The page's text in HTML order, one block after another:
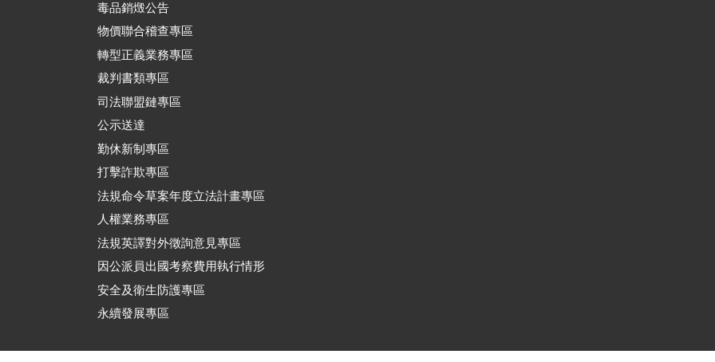
毒品銷燬公告
物價聯合稽查專區
轉型正義業務專區
裁判書類專區
司法聯盟鏈專區
公示送達
勤休新制專區
打擊詐欺專區
法規命令草案年度立法計畫專區
人權業務專區
法規英譯對外徵詢意見專區
因公派員出國考察費用執行情形
安全及衛生防護專區
永續發展專區